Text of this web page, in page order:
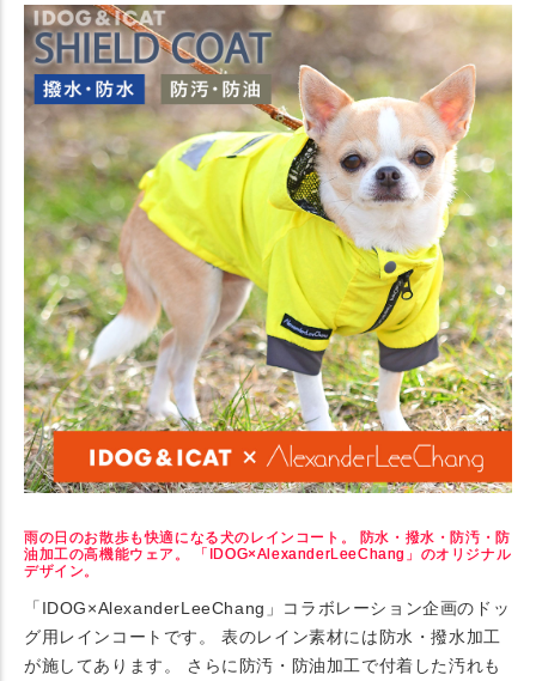
雨の日のお散歩も快適になる犬のレインコート。 防水・撥水・防汚・防
油加工の高機能ウェア。 「IDOG×AlexanderLeeChang」のオリジナル
デザイン。
「IDOG×AlexanderLeeChang」コラボレーション企画のドッ
グ用レインコートです。 表のレイン素材には防水・撥水加工
が施してあります。 さらに防汚・防油加工で付着した汚れも